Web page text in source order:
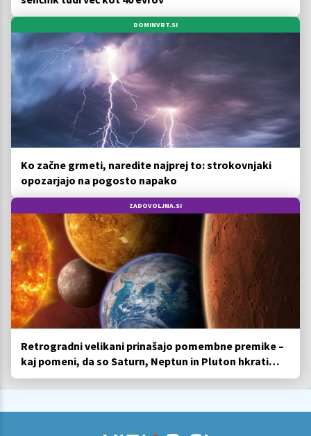
DOMINVRT.SI
Ko začne grmeti, naredite najprej to: strokovnjaki
opozarjajo na pogosto napako
ZADOVOLJNA.SI
Retrogradni velikani prinašajo pomembne premike –
kaj pomeni, da so Saturn, Neptun in Pluton hkrati
retrogradni?